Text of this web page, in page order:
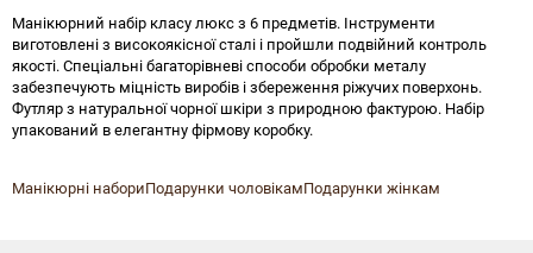
Манікюрний набір класу люкс з 6 предметів. Інструменти
виготовлені з високоякісної сталі і пройшли подвійний контроль
якості. Спеціальні багаторівневі способи обробки металу
забезпечують міцність виробів і збереження ріжучих поверхонь.
Футляр з натуральної чорної шкіри з природною фактурою. Набір
упакований в елегантну фірмову коробку.
Манікюрні набориПодарунки чоловікамПодарунки жінкам